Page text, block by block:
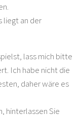
liegt an der
lass mich bitte
Ich habe nicht die
daher wäre es
hinterlassen Sie